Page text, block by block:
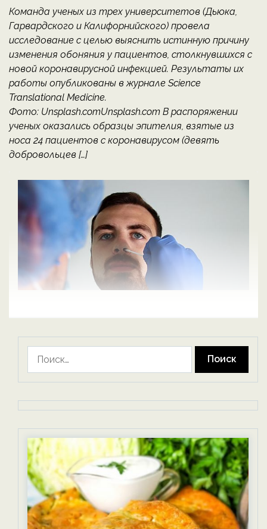
Команда ученых из трех университетов (Дьюка,
Гарвардского и Калифорнийского) провела
исследование с целью выяснить истинную причину
изменения обоняния у пациентов, столкнувшихся с
новой коронавирусной инфекцией. Результаты их
работы опубликованы в журнале Science
Translational Medicine.
Фото: Unsplash.comUnsplash.com В распоряжении
ученых оказались образцы эпителия, взятые из
носа 24 пациентов с коронавирусом (девять
добровольцев […]